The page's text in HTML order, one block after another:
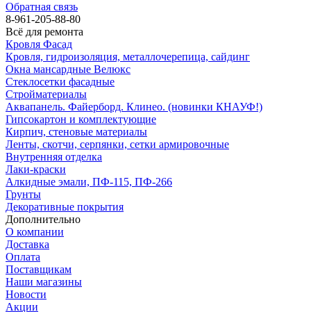
Обратная связь
8-961-205-88-80
Всё для ремонта
Кровля Фасад
Кровля, гидроизоляция, металлочерепица, сайдинг
Окна мансардные Велюкс
Стеклосетки фасадные
Стройматериалы
Аквапанель. Файерборд. Клинео. (новинки КНАУФ!)
Гипсокартон и комплектующие
Кирпич, стеновые материалы
Ленты, скотчи, серпянки, сетки армировочные
Внутренняя отделка
Лаки-краски
Алкидные эмали, ПФ-115, ПФ-266
Грунты
Декоративные покрытия
Дополнительно
О компании
Доставка
Оплата
Поставщикам
Наши магазины
Новости
Акции